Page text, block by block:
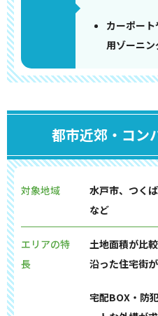
カーポー
用ゾーニ
都市近郊・コン
対象地域
水戸市、つく
など
エリアの特
長
土地面積が比
沿った住宅街
宅配BOX・防